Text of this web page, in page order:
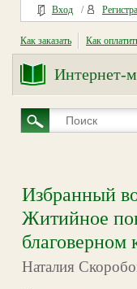
Вход /
Как заказать Как
Интернет-
Избранный
Житийное
благоверном
Наталия